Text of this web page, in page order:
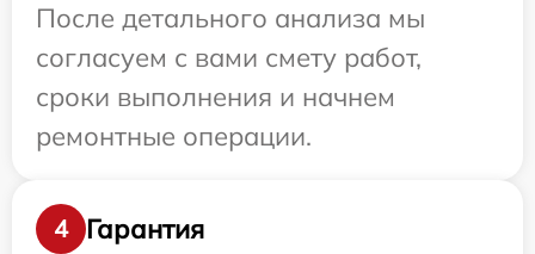
После детального анализа мы
согласуем с вами смету работ,
сроки выполнения и начнем
ремонтные операции.
4
Гарантия